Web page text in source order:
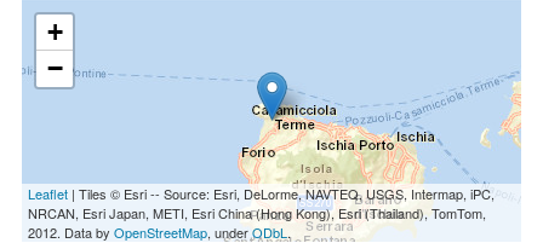
+
−
Leaflet | Tiles © Esri -- Source: Esri, DeLorme, NAVTEQ, USGS, Intermap, iPC,
NRCAN, Esri Japan, METI, Esri China (Hong Kong), Esri (Thailand), TomTom,
2012. Data by OpenStreetMap, underODbL .